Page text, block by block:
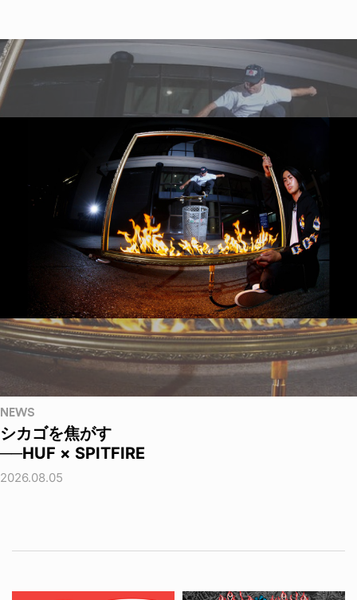
NEWS
シカゴを焦がす
──HUF × SPITFIRE
2026.08.05